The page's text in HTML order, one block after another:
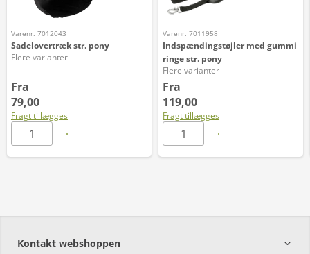
Varenr. 7012043
Sadelovertræk str. pony
Flere varianter
Fra
79,00
Fragt tillægges
Varenr. 7011958
Indspændingstøjler med gummi
ringe str. pony
Flere varianter
Fra
119,00
Fragt tillægges
Kontakt webshoppen